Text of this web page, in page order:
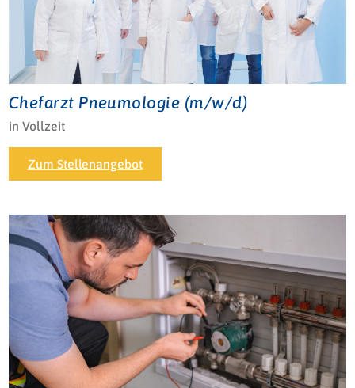
Chefarzt Pneumologie (m/w/d)
in Vollzeit
Zum Stellenangebot